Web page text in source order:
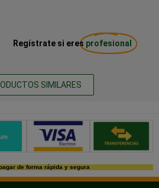
Regístrate si eres profesional
SIMILARES
de pago seguros
de forma rápida y segura